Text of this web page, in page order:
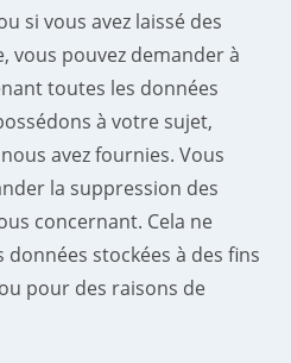
si vous avez laissé des
vous pouvez demander à
toutes les données
à votre sujet,
avez fournies. Vous
la suppression des
concernant. Cela ne
stockées à des fins
pour des raisons de